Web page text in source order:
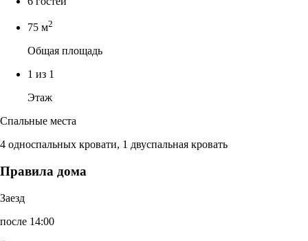
75 м2
Общая площадь
1 из 1
Этаж
Спальные места
4 односпальных кровати, 1 двуспальная кровать
Правила дома
Заезд
после 14:00